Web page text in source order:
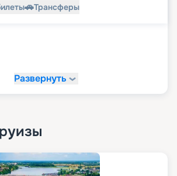
🚗Трансферы
Развернуть